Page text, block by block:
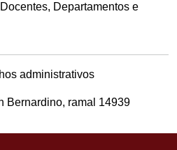
Departamentos e
administrativos
Bernardino, ramal 14939